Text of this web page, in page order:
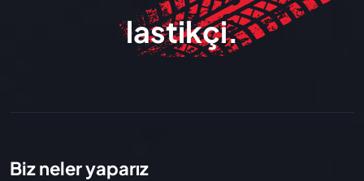
lastikçi.
Biz neler yaparız